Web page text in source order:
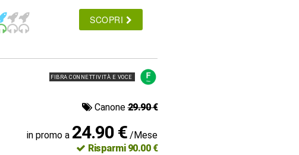
SCOPRI
FIBRA CONNETTIVITÀ E VOCE
Canone29.90 €
in promo a 24.90 € /Mese
Risparmi 90.00 €